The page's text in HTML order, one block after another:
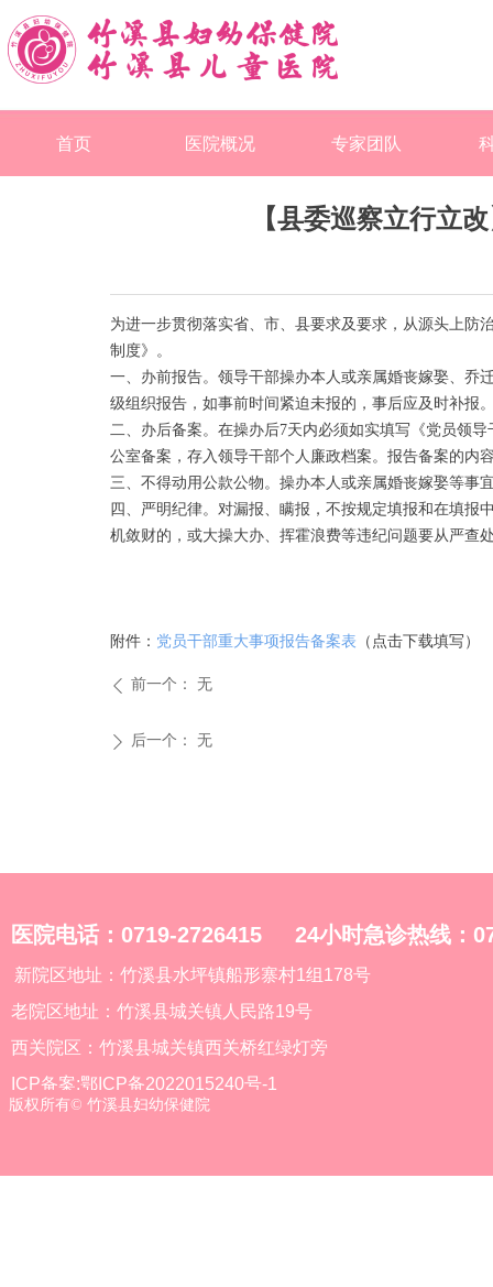
首页 医院概况 专家团队
【县委巡察立行立
为进一步贯彻落实省、市、县要求及要求，从源头上防
制度》。
一、办前报告。领导干部操办本人或亲属婚丧嫁娶、乔
级组织报告，如事前时间紧迫未报的，事后应及时补报
二、办后备案。在操办后7天内必须如实填写《党员领
公室备案，存入领导干部个人廉政档案。报告备案的内
三、不得动用公款公物。操办本人或亲属婚丧嫁娶等事
四、严明纪律。对漏报、瞒报，不按规定填报和在填报
机敛财的，或大操大办、挥霍浪费等违纪问题要从严查
附件： 党员干部重大事项报告备案表 （点击下载填写）
ꄴ 前一个： 无
ꄲ 后一个： 无
医院电话：0719-2726415 24小时急诊热线：
新院区地址：竹溪县水坪镇船形寨村1组178号
老院区地址：竹溪县城关镇人民路19号
西关院区：竹溪县城关镇西关桥红绿灯旁
ICP备案:鄂ICP备2022015240号-1
版权所有© 竹溪县妇幼保健院